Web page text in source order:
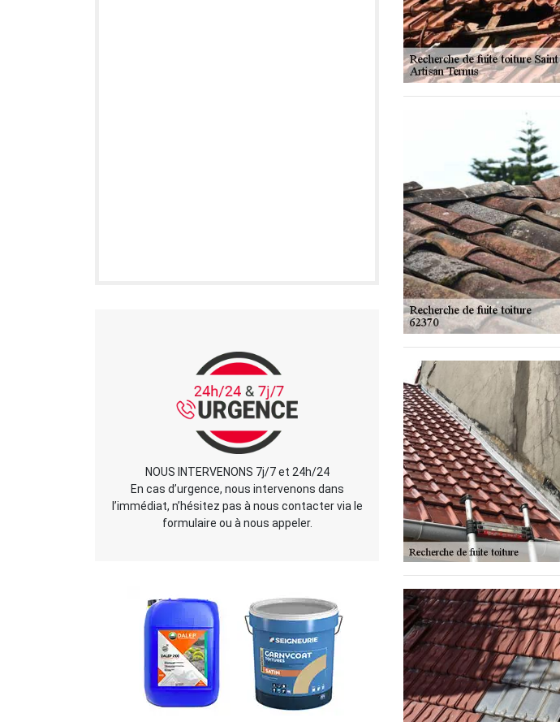
NOUS INTERVENONS 7j/7 et 24h/24
En cas d’urgence, nous intervenons dans
l’immédiat, n’hésitez pas à nous contacter via le
formulaire ou à nous appeler.